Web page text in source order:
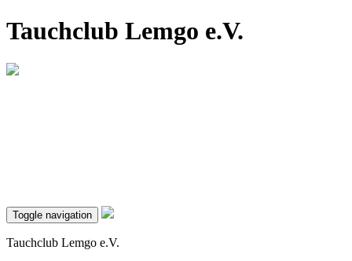
Tauchclub Lemgo e.V.
Toggle navigation
Tauchclub Lemgo e.V.